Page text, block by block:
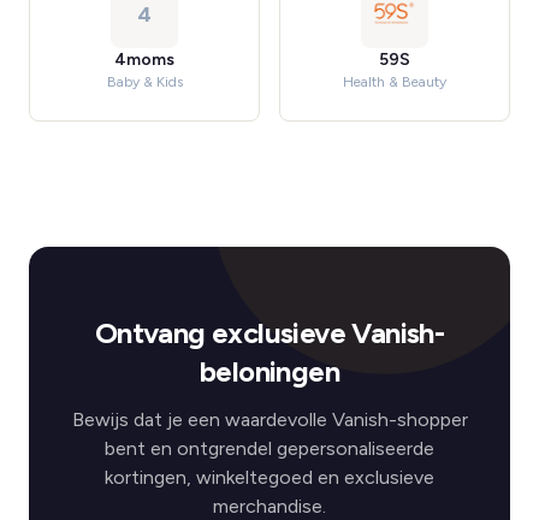
4
4moms
Baby & Kids
59S
Health & Beauty
Ontvang exclusieve Vanish-
beloningen
Bewijs dat je een waardevolle Vanish-shopper
bent en ontgrendel gepersonaliseerde
kortingen, winkeltegoed en exclusieve
merchandise.